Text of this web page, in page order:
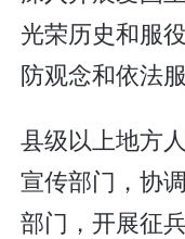
光荣历史和服
防观念和依法
县级以上地方
宣传部门，协
部门，开展征